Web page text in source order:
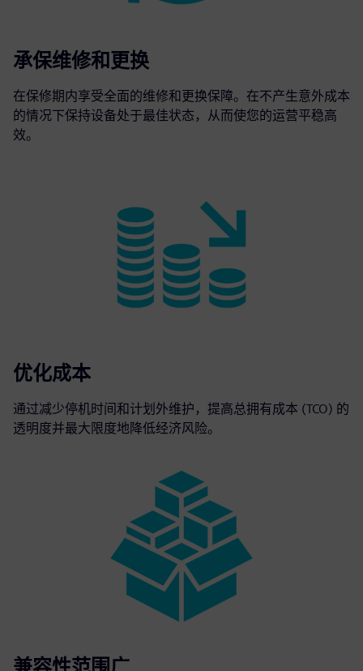
承保维修和更换
在保修期内享受全面的维修和更换保障。在不产生意外成本
的情况下保持设备处于最佳状态，从而使您的运营平稳高
效。
优化成本
通过减少停机时间和计划外维护，提高总拥有成本 (TCO) 的
透明度并最大限度地降低经济风险。